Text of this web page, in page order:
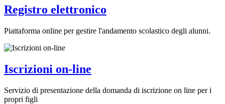
Registro elettronico
Piattaforma online per gestire l'andamento scolastico degli alunni.
Iscrizioni on-line
Servizio di presentazione della domanda di iscrizione on line per i
propri figli